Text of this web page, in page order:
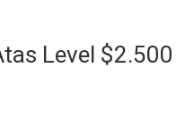
Level $2.500